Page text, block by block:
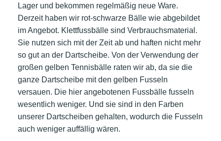
Lager und bekommen regelmäßig neue Ware.
Derzeit haben wir rot-schwarze Bälle wie abgebildet
im Angebot. Klettfussbälle sind Verbrauchsmaterial.
Sie nutzen sich mit der Zeit ab und haften nicht mehr
so gut an der Dartscheibe. Von der Verwendung der
großen gelben Tennisbälle raten wir ab, da sie die
ganze Dartscheibe mit den gelben Fusseln
versauen. Die hier angebotenen Fussbälle fusseln
wesentlich weniger. Und sie sind in den Farben
unserer Dartscheiben gehalten, wodurch die Fusseln
auch weniger auffällig wären.